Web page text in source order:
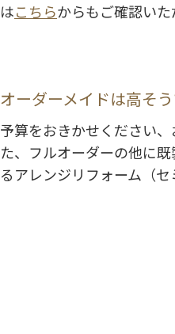
はこちらからもご確認いた
オーダーメイドは高そ
予算をおきかせください
た、フルオーダーの他に
るアレンジリフォーム（セ